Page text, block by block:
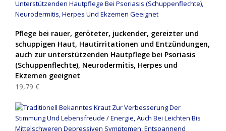
Pflege bei rauer, geröteter, juckender, gereizter und
schuppigen Haut, Hautirritationen und Entzündungen,
auch zur unterstützenden Hautpflege bei Psoriasis
(Schuppenflechte), Neurodermitis, Herpes und
Ekzemen geeignet
19,79 €